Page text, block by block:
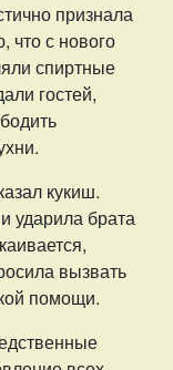
признала
что с нового
спиртные
гостей,
кукиш.
ударила брата
вызвать
помощи.